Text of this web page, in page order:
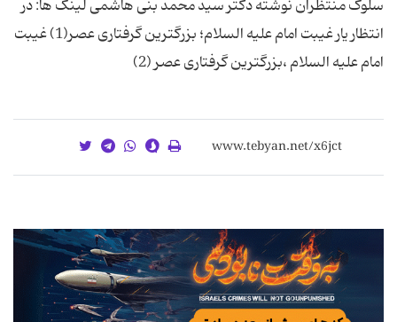
سلوک منتظران نوشته دکتر سید محمد بنی هاشمی لینک ها: در
انتظار یار غیبت امام علیه السلام؛ بزرگترین گرفتاری عصر(1) غیبت
امام علیه السلام ،بزرگترین گرفتاری عصر (2)